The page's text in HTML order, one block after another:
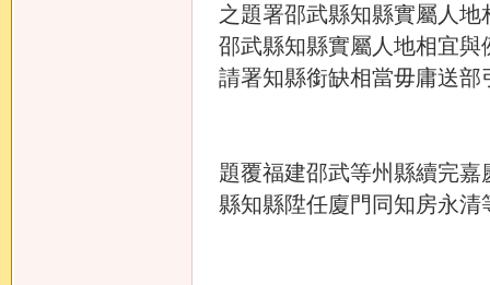
之題署邵武縣知縣實屬人
邵武縣知縣實屬人地相宜
請署知縣銜缺相當毋庸送部
題覆福建邵武等州縣續完
縣知縣陞任廈門同知房永